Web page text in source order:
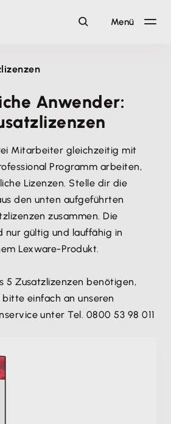
Menü
Anwender:
Mitarbeiter gleichzeitig mit
Programm arbeiten,
Lizenzen. Stelle dir die
den unten aufgeführten
zusammen. Die
nur gültig und lauffähig in
Lexware-Produkt.
5 Zusatzlizenzen benötigen,
einfach an unseren
unter Tel. 0800 53 98 011